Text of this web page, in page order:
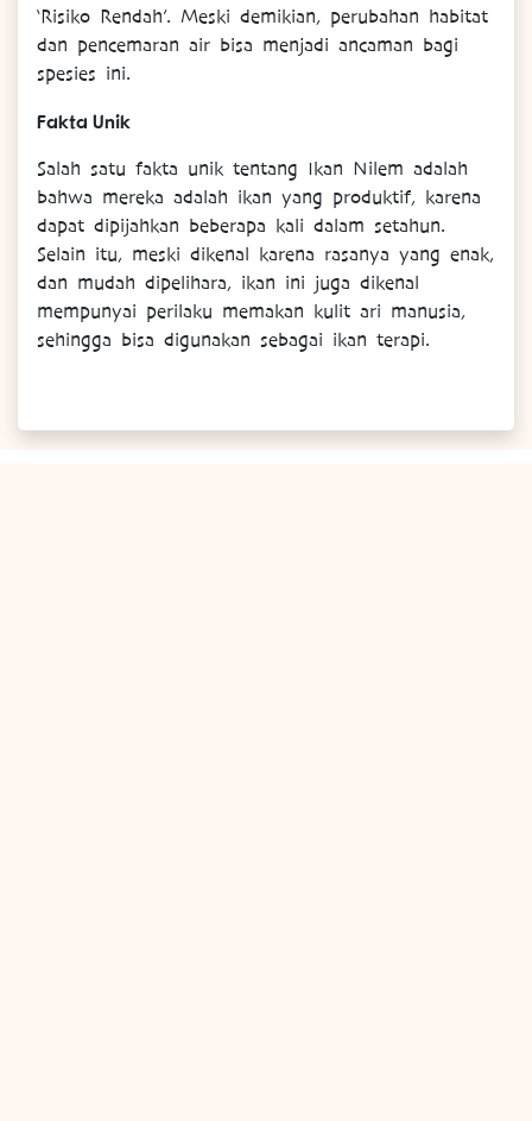
‘Risiko Rendah’. Meski demikian, perubahan habitat
dan pencemaran air bisa menjadi ancaman bagi
spesies ini.
Fakta Unik
Salah satu fakta unik tentang Ikan Nilem adalah
bahwa mereka adalah ikan yang produktif, karena
dapat dipijahkan beberapa kali dalam setahun.
Selain itu, meski dikenal karena rasanya yang enak,
dan mudah dipelihara, ikan ini juga dikenal
mempunyai perilaku memakan kulit ari manusia,
sehingga bisa digunakan sebagai ikan terapi.